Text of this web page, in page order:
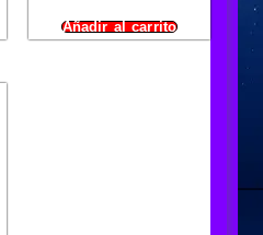
Añadir al carrito